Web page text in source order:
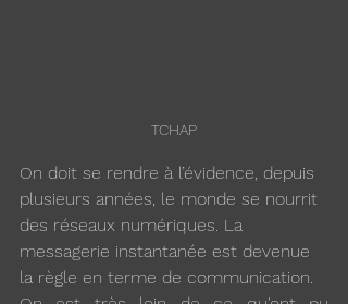
TCHAP
On doit se rendre à l’évidence, depuis
plusieurs années, le monde se nourrit
des réseaux numériques. La
messagerie instantanée est devenue
la règle en terme de communication.